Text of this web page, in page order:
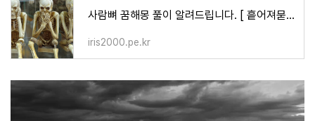
사람뼈 꿈해몽 풀이 알려드립니다. [ 흩어져묻거나, 보고, 먹고 , 연마하며 , 골절되는꿈]
iris2000.pe.kr